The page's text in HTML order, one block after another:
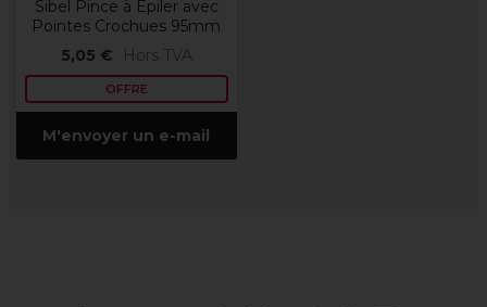
Sibel Pince à Épiler avec
Pointes Crochues 95mm
5,05 €
Hors TVA
OFFRE
M'envoyer un e-mail